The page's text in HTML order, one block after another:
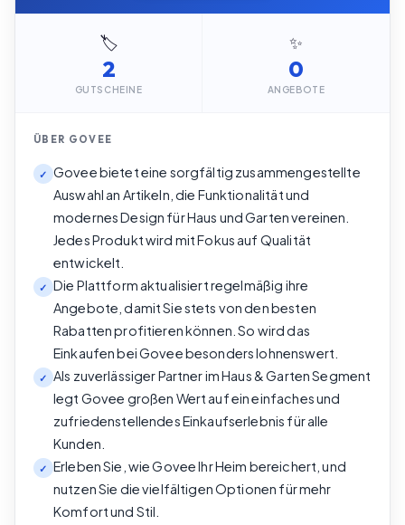
🏷️
2
GUTSCHEINE
✨
0
ANGEBOTE
ÜBER GOVEE
✓
Govee bietet eine sorgfältig zusammengestellte
Auswahl an Artikeln, die Funktionalität und
modernes Design für Haus und Garten vereinen.
Jedes Produkt wird mit Fokus auf Qualität
entwickelt.
✓
Die Plattform aktualisiert regelmäßig ihre
Angebote, damit Sie stets von den besten
Rabatten profitieren können. So wird das
Einkaufen bei Govee besonders lohnenswert.
✓
Als zuverlässiger Partner im Haus & Garten Segment
legt Govee großen Wert auf ein einfaches und
zufriedenstellendes Einkaufserlebnis für alle
Kunden.
✓
Erleben Sie, wie Govee Ihr Heim bereichert, und
nutzen Sie die vielfältigen Optionen für mehr
Komfort und Stil.